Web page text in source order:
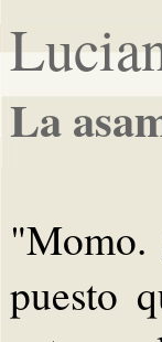
La
"Momo.
puesto